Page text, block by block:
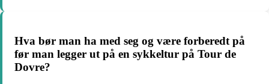
Hva bør man ha med seg og være forberedt på
før man legger ut på en sykkeltur på Tour de
Dovre?